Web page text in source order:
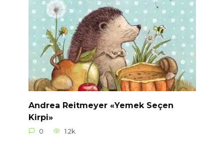
Andrea Reitmeyer «Yemek Seçen
Kirpi»
0 1.2k.